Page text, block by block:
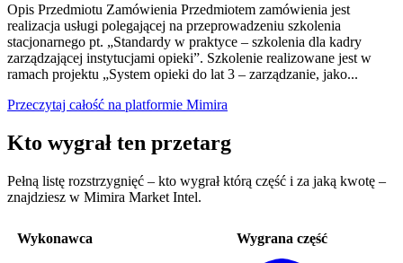
Opis Przedmiotu Zamówienia Przedmiotem zamówienia jest
realizacja usługi polegającej na przeprowadzeniu szkolenia
stacjonarnego pt. „Standardy w praktyce – szkolenia dla kadry
zarządzającej instytucjami opieki”. Szkolenie realizowane jest w
ramach projektu „System opieki do lat 3 – zarządzanie, jako...
Przeczytaj całość na platformie Mimira
Kto wygrał ten przetarg
Pełną listę rozstrzygnięć – kto wygrał którą część i za jaką kwotę –
znajdziesz w Mimira Market Intel.
Wykonawca Wygrana część